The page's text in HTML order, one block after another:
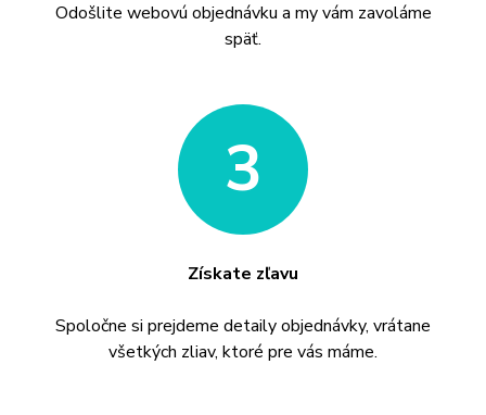
Odošlite webovú objednávku a my vám zavoláme
späť.
3
Získate zľavu
Spoločne si prejdeme detaily objednávky, vrátane
všetkých zliav, ktoré pre vás máme.